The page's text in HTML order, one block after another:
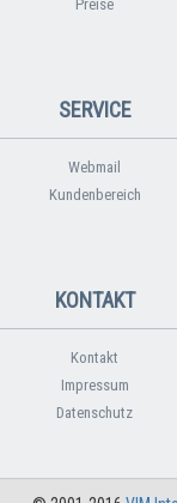
Preise
SERVICE
Webmail
Kundenbereich
KONTAKT
Kontakt
Impressum
Datenschutz